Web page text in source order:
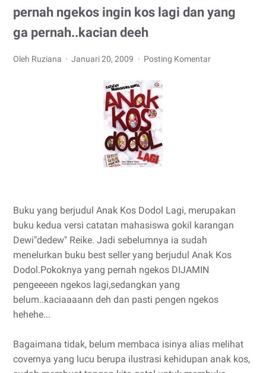
pernah ngekos ingin kos lagi dan yang
ga pernah..kacian deeh
Oleh Ruziana Januari 20, 2009 Posting Komentar
Buku yang berjudul Anak Kos Dodol Lagi, merupakan
buku kedua versi catatan mahasiswa gokil karangan
Dewi"dedew" Reike. Jadi sebelumnya ia sudah
menelurkan buku best seller yang berjudul Anak Kos
Dodol.Pokoknya yang pernah ngekos DIJAMIN
pengeeeen ngekos lagi,sedangkan yang
belum..kaciaaaann deh dan pasti pengen ngekos
hehehe...
Bagaimana tidak, belum membaca isinya alias melihat
covernya yang lucu berupa ilustrasi kehidupan anak kos,